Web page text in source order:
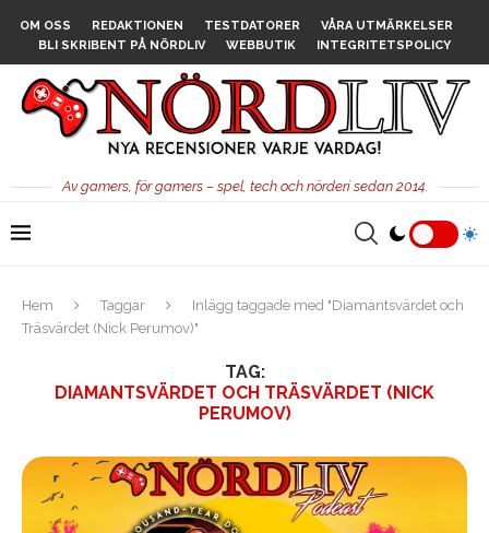
OM OSS REDAKTIONEN TESTDATORER
VÅRA UTMÄRKELSER
BLI SKRIBENT PÅ NÖRDLIV
WEBBUTIK INTEGRITETSPOLICY
Av gamers, för gamers – spel, tech och nörderi sedan 2014.
Hem Taggar
Inlägg taggade med "Diamantsvärdet och
Träsvärdet (Nick Perumov)"
TAG:
DIAMANTSVÄRDET OCH TRÄSVÄRDET (NICK
PERUMOV)